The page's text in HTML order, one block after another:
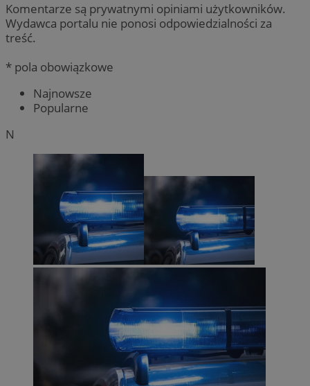
Komentarze są prywatnymi opiniami użytkowników.
Wydawca portalu nie ponosi odpowiedzialności za
treść.
* pola obowiązkowe
Najnowsze
Popularne
N